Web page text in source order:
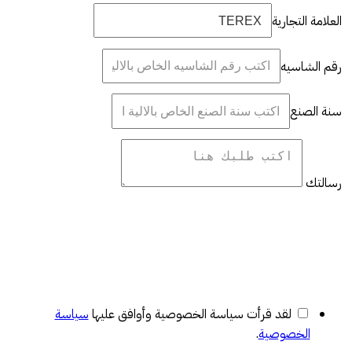
العلامة التجارية
رقم الشاسيه
سنة الصنع
رسالتك
لقد قرأت سياسة الخصوصية وأوافق عليها سياسة
الخصوصية.